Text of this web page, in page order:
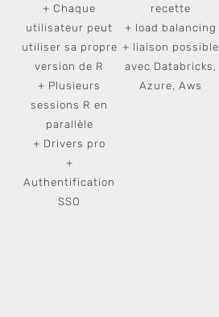
+ Chaque
utilisateur peut
utiliser sa propre
version de R
+ Plusieurs
sessions R en
parallèle
+ Drivers pro
+
Authentification
SSO
recette
+ load balancing
+ liaison possible
avec Databricks,
Azure, Aws